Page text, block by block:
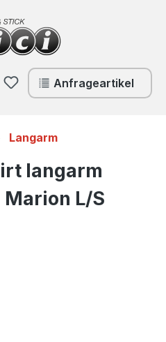
Du hast 0 Produkte auf
Anfrageartikel
Langarm
langarm
L/S